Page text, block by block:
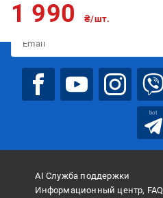
1 990 ₴/шт.
bot
AI Служба поддержки
Информационный центр, FAQ